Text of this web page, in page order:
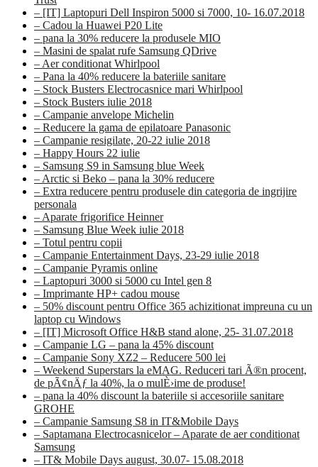
– [IT] Laptopuri Dell Inspiron 5000 si 7000, 10- 16.07.2018
– Cadou la Huawei P20 Lite
– pana la 30% reducere la produsele MIO
– Masini de spalat rufe Samsung QDrive
– Aer conditionat Whirlpool
– Pana la 40% reducere la bateriile sanitare
– Stock Busters Electrocasnice mari Whirlpool
– Stock Busters iulie 2018
– Campanie anvelope Michelin
– Reducere la gama de epilatoare Panasonic
– Campanie resigilate, 20-22 iulie 2018
– Happy Hours 22 iulie
– Samsung S9 in Samsung blue Week
– Arctic si Beko – pana la 30% reducere
– Extra reducere pentru produsele din categoria de ingrijire
personala
– Aparate frigorifice Heinner
– Samsung Blue Week iulie 2018
– Totul pentru copii
– Campanie Entertainment Days, 23-29 iulie 2018
– Campanie Pyramis online
– Laptopuri 3000 si 5000 cu Intel gen 8
– Imprimante HP+ cadou mouse
– 50% discount pentru Office 365 achizitionat impreuna cu un
laptop cu Windows
– [IT] Microsoft Office H&B stand alone, 25- 31.07.2018
– Campanie LG – pana la 45% discount
– Campanie Sony XZ2 – Reducere 500 lei
– Weekend Superstars la eMAG. Reduceri tari Ã®n procent,
de pÃ¢nÄƒ la 40%, la o mulÈ›ime de produse!
– pana la 40% discount la bateriile si accesoriile sanitare
GROHE
– Campanie Samsung S8 in IT&Mobile Days
– Saptamana Electrocasnicelor – Aparate de aer conditionat
Samsung
– IT& Mobile Days august, 30.07- 15.08.2018